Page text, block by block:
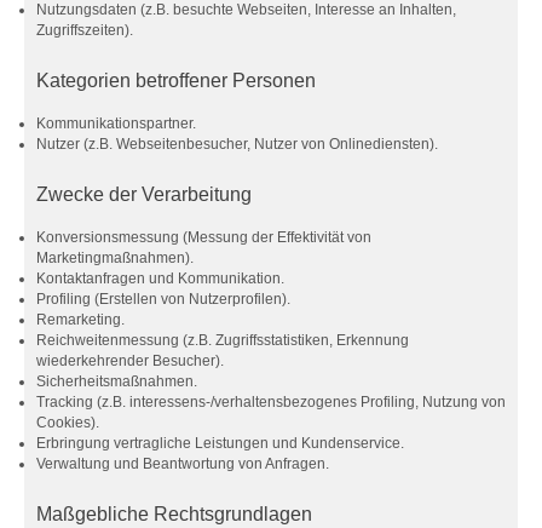
Nutzungsdaten (z.B. besuchte Webseiten, Interesse an Inhalten,
Zugriffszeiten).
Kategorien betroffener Personen
Kommunikationspartner.
Nutzer (z.B. Webseitenbesucher, Nutzer von Onlinediensten).
Zwecke der Verarbeitung
Konversionsmessung (Messung der Effektivität von
Marketingmaßnahmen).
Kontaktanfragen und Kommunikation.
Profiling (Erstellen von Nutzerprofilen).
Remarketing.
Reichweitenmessung (z.B. Zugriffsstatistiken, Erkennung
wiederkehrender Besucher).
Sicherheitsmaßnahmen.
Tracking (z.B. interessens-/verhaltensbezogenes Profiling, Nutzung von
Cookies).
Erbringung vertragliche Leistungen und Kundenservice.
Verwaltung und Beantwortung von Anfragen.
Maßgebliche Rechtsgrundlagen